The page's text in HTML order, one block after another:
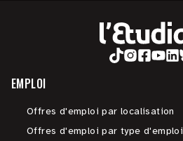
EMPLOI
Offres d'emploi par localisation
Offres d'emploi par type d'emploi